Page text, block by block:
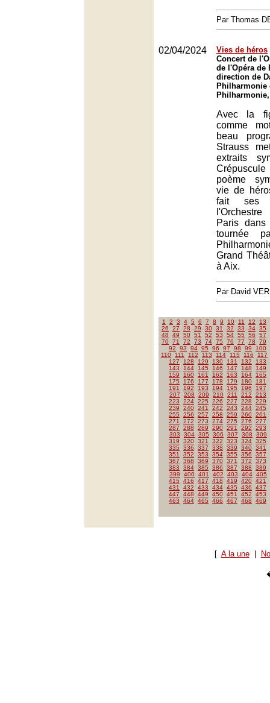
Par Thomas
02/04/2024
Vies de héros
Concert de
de l'Opéra de
direction de
Philharmonie
Avec la
comme
beau
Strauss
extraits
poème
vie de
fait ses
Paris
tournée
Grand
à Aix.
Par David
1 2 3 4 5 6 7 8 9 10 11 12
13
26
27 28 29 30 31 32 33 34 35
48
49 50 51 52 53 54 55 56
57
70 71 72 73 74 75 76 77 78
79
92
93 94 95 96 97 98 99
100
110
111 112 113 114 115 116
117
127
128 129 130 131 132
133
143
144 145 146 147 148
149
159
160 161 162 163 164
165
175
176 177 178 179 180
181
191
192 193 194 195 196
197
207
208 209 210 211 212
213
223
224 225 226 227 228
229
239
240 241 242 243 244 245
255
256 257 258 259 260 261
271
272 273 274 275 276
277
287
288 289 290 291 292
293
303
304 305 306 307 308
309
319
320 321 322 323 324 325
335
336 337 338 339 340 341
351
352 353 354 355 356
357
367
368 369 370 371 372
373
383
384 385 386 387 388
389
399
400 401 402 403 404 405
415
416 417 418 419 420 421
431
432 433 434 435 436
437
447
448 449 450 451 452
453
463
464 465 466 467 468 469
[ A la une|